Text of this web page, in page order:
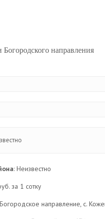
направления
: Неизвестно
за 1 сотку
направление, с.